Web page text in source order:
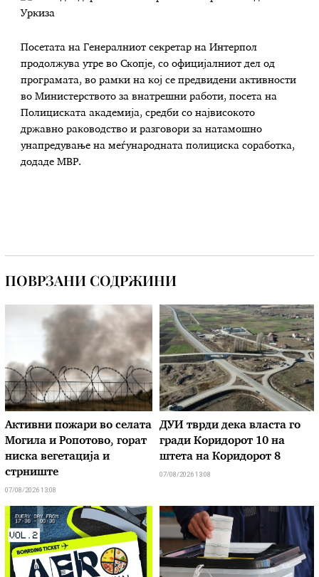
Посетата на Генералниот секретар на Интерпол
продолжува утре во Скопје, со официјалниот дел од
програмата, во рамки на кој се предвидени активности
во Министерството за внатрешни работи, посета на
Полициската академија, средби со највисокото
државно раководство и разговори за натамошно
унапредување на меѓународната полициска соработка,
додаде МВР.
ПОВРЗАНИ СОДРЖИНИ
Активни пожари во селата
Могила и Ропотово, горат
ниска вегетација и
стрниште
07/08/2026 13:08
ДУИ тврди дека власта го
гради Коридорот 10 на
штета на Коридорот 8
07/08/2026 13:08